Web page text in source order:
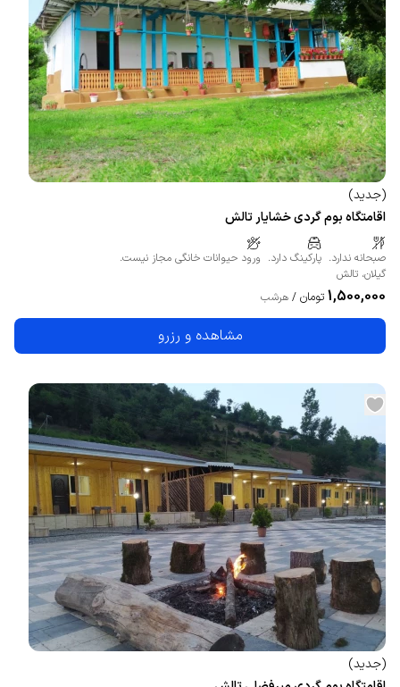
(جدید)
اقامتگاه بوم گردی خشایار تالش
صبحانه ندارد. پارکینگ دارد. ورود حیوانات خانگی مجاز نیست.
گیلان، تالش
1,500,000 تومان / هرشب
مشاهده و رزرو
(جدید)